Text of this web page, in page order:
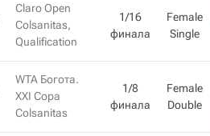
Claro Open
Colsanitas,
Qualification
1/16
финала
Female
Single
WTA Богота.
XXI Copa
Colsanitas
1/8
финала
Female
Double